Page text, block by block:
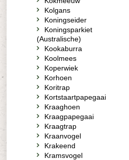
Kolgans
Koningseider
Koningsparkiet
(Australische)
Kookaburra
Koolmees
Koperwiek
Korhoen
Koritrap
Kortstaartpapegaai
Kraaghoen
Kraagpapegaai
Kraagtrap
Kraanvogel
Krakeend
Kramsvogel